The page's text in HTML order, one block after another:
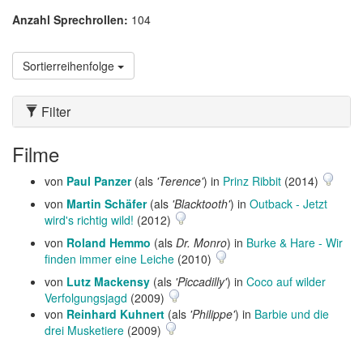
Anzahl Sprechrollen: 104
Sortierreihenfolge
Filter
Filme
von Paul Panzer(als 'Terence') in Prinz Ribbit (2014)
von Martin Schäfer(als 'Blacktooth') in Outback - Jetzt
wird's richtig wild! (2012)
von Roland Hemmo (als Dr. Monro) in Burke & Hare - Wir
finden immer eine Leiche (2010)
von Lutz Mackensy (als 'Piccadilly') in Coco auf wilder
Verfolgungsjagd (2009)
von Reinhard Kuhnert (als 'Philippe') in Barbie und die
drei Musketiere (2009)